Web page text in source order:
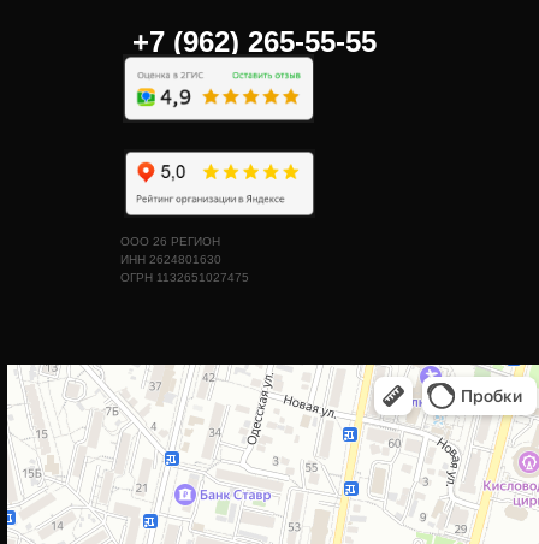
ООО 26 РЕГИОН
ИНН 2624801630
ОГРН 1132651027475
+7 (962) 265-55-55‬